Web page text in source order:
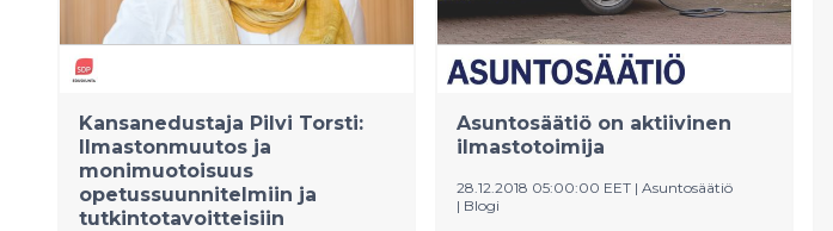
kyselytutkimus.
Kansanedustaja Pilvi Torsti:
Ilmastonmuutos ja
monimuotoisuus
opetussuunnitelmiin ja
tutkintotavoitteisiin
Asuntosäätiö on aktiivinen
ilmastotoimija
28.12.2018 05:00:00 EET | Asuntosäätiö
| Blogi